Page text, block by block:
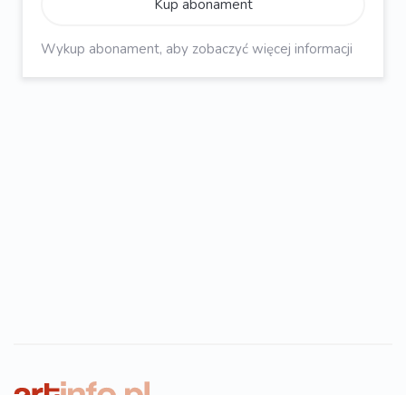
Kup abonament
Wykup abonament, aby zobaczyć więcej informacji